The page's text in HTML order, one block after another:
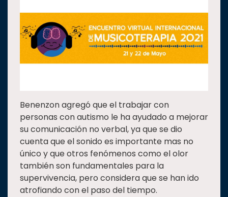
Benenzon agregó que el trabajar con
personas con autismo le ha ayudado a mejorar
su comunicación no verbal, ya que se dio
cuenta que el sonido es importante mas no
único y que otros fenómenos como el olor
también son fundamentales para la
supervivencia, pero considera que se han ido
atrofiando con el paso del tiempo.